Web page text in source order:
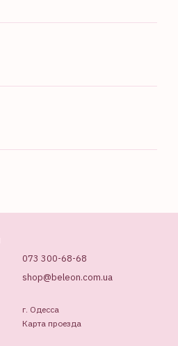
073 300-68-68
shop@beleon.com.ua
г. Одесса
Карта проезда